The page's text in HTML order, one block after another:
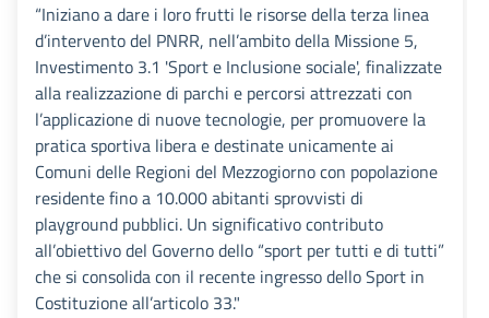
“Iniziano a dare i loro frutti le risorse della terza linea
d’intervento del PNRR, nell’ambito della Missione 5,
Investimento 3.1 'Sport e Inclusione sociale', finalizzate
alla realizzazione di parchi e percorsi attrezzati con
l’applicazione di nuove tecnologie, per promuovere la
pratica sportiva libera e destinate unicamente ai
Comuni delle Regioni del Mezzogiorno con popolazione
residente fino a 10.000 abitanti sprovvisti di
playground pubblici. Un significativo contributo
all’obiettivo del Governo dello “sport per tutti e di tutti”
che si consolida con il recente ingresso dello Sport in
Costituzione all’articolo 33."